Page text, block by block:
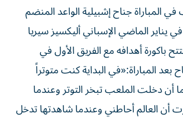
المباراة جناح إشبيلية الواعد المنضم
في يناير الماضي الإسباني أليكسيز سيريا
باكورة أهدافه مع الفريق الأول في
بعد المباراة:«في البداية كنت متوتراً
دخلت الملعب تبخر التوتر وعندما
أن العالم أحاطني وعندما شاهدتها تدخل